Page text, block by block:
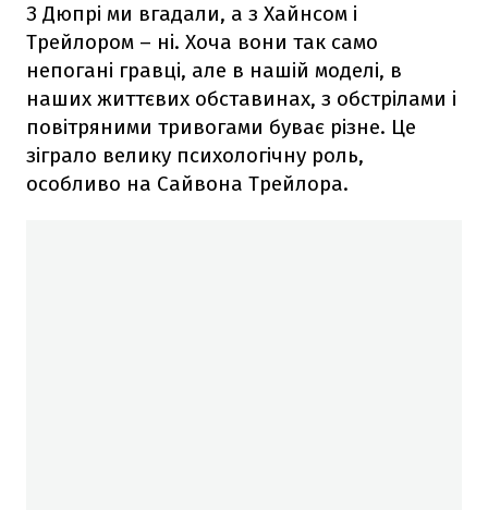
З Дюпрі ми вгадали, а з Хайнсом і
Трейлором – ні. Хоча вони так само
непогані гравці, але в нашій моделі, в
наших життєвих обставинах, з обстрілами і
повітряними тривогами буває різне. Це
зіграло велику психологічну роль,
особливо на Сайвона Трейлора.